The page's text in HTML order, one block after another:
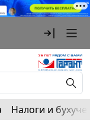
Налоги и